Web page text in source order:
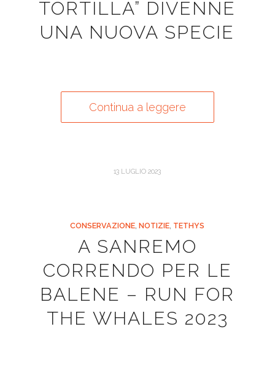
TORTILLA” DIVENNE
UNA NUOVA SPECIE
Continua a leggere
13 LUGLIO 2023
CONSERVAZIONE,NOTIZIE, TETHYS
A SANREMO
CORRENDO PER LE
BALENE – RUN FOR
THE WHALES 2023